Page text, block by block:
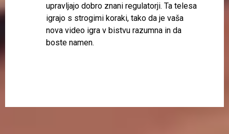
upravljajo dobro znani regulatorji. Ta telesa
igrajo s strogimi koraki, tako da je vaša
nova video igra v bistvu razumna in da
boste namen.